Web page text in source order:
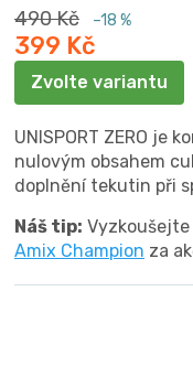
490 Kč –18 %
399 Kč
Měrná
cena:
Zvolte variantu
UNISPORT ZERO je
nulovým obsahem
doplnění tekutin při
Náš tip:
Amix Champion za